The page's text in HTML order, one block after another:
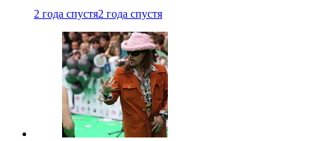
2 года спустя2 года спустя